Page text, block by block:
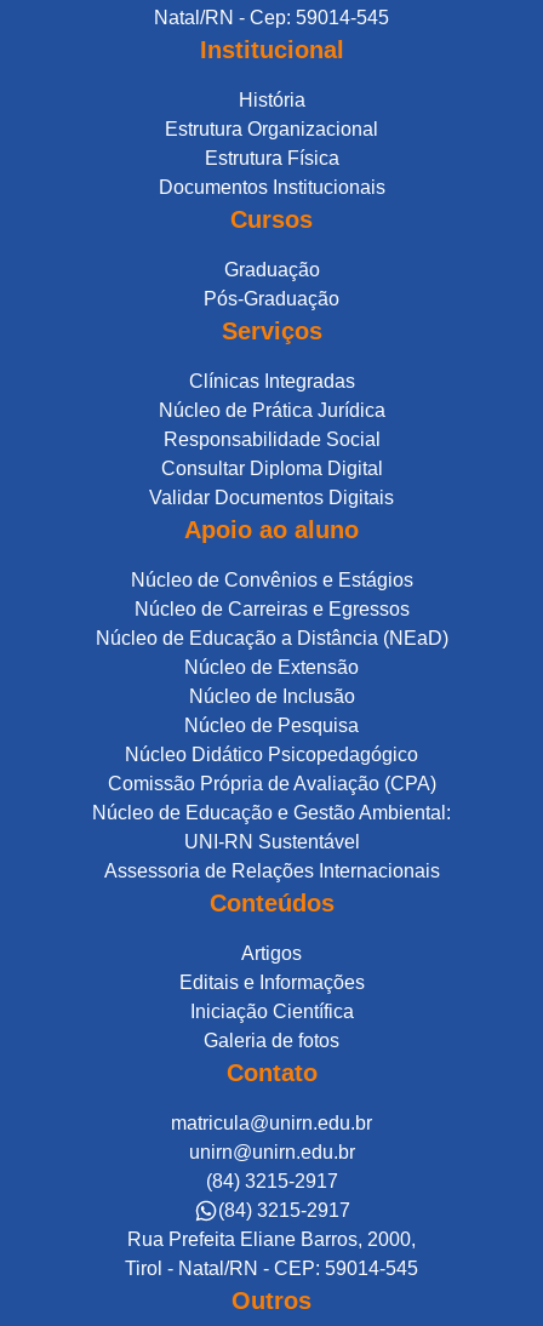
Natal/RN - Cep: 59014-545
Institucional
História
Estrutura Organizacional
Estrutura Física
Documentos Institucionais
Cursos
Graduação
Pós-Graduação
Serviços
Clínicas Integradas
Núcleo de Prática Jurídica
Responsabilidade Social
Consultar Diploma Digital
Validar Documentos Digitais
Apoio ao aluno
Núcleo de Convênios e Estágios
Núcleo de Carreiras e Egressos
Núcleo de Educação a Distância (NEaD)
Núcleo de Extensão
Núcleo de Inclusão
Núcleo de Pesquisa
Núcleo Didático Psicopedagógico
Comissão Própria de Avaliação (CPA)
Núcleo de Educação e Gestão Ambiental:
UNI-RN Sustentável
Assessoria de Relações Internacionais
Conteúdos
Artigos
Editais e Informações
Iniciação Científica
Galeria de fotos
Contato
matricula@unirn.edu.br
unirn@unirn.edu.br
(84) 3215-2917
(84) 3215-2917
Rua Prefeita Eliane Barros, 2000,
Tirol - Natal/RN - CEP: 59014-545
Outros